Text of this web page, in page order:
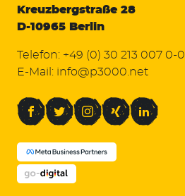
Kreuzbergstraße 28
D-10965 Berlin
Telefon: +49 (0) 30 213 007 0-0
E-Mail: info@p3000.net
FacebookTwitterInstagramXing LinkedIn